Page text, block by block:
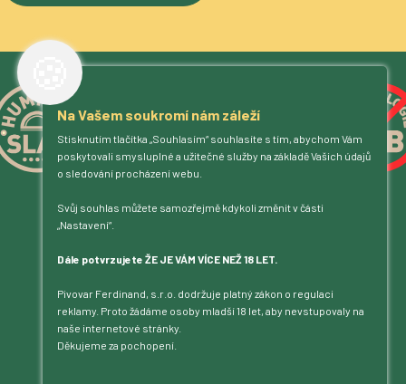
Na Vašem soukromí nám záleží
Stisknutím tlačítka „Souhlasím“ souhlasíte s tím, abychom Vám
poskytovali smysluplné a užitečné služby na základě Vašich údajů
o sledování procházení webu.
Svůj souhlas můžete samozřejmě kdykoli změnit v části
„Nastavení“.
Dále potvrzujete ŽE JE VÁM VÍCE NEŽ 18 LET.
Pivovar Ferdinand, s.r.o. dodržuje platný zákon o regulaci
reklamy. Proto žádáme osoby mladší 18 let, aby nevstupovaly na
naše internetové stránky.
Děkujeme za pochopení.